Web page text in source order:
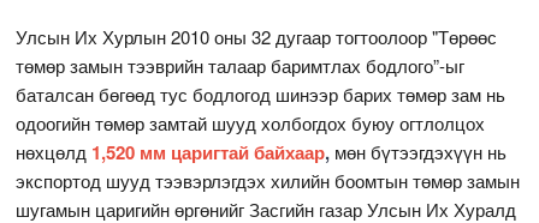
Улсын Их Хурлын 2010 оны 32 дугаар тогтоолоор "Төрөөс
төмөр замын тээврийн талаар баримтлах бодлого”-ыг
баталсан бөгөөд тус бодлогод шинээр барих төмөр зам нь
одоогийн төмөр замтай шууд холбогдох буюу огтлолцох
нөхцөлд 1,520 мм царигтай байхаар, мөн бүтээгдэхүүн нь
экспортод шууд тээвэрлэгдэх хилийн боомтын төмөр замын
шугамын царигийн өргөнийг Засгийн газар Улсын Их Хуралд